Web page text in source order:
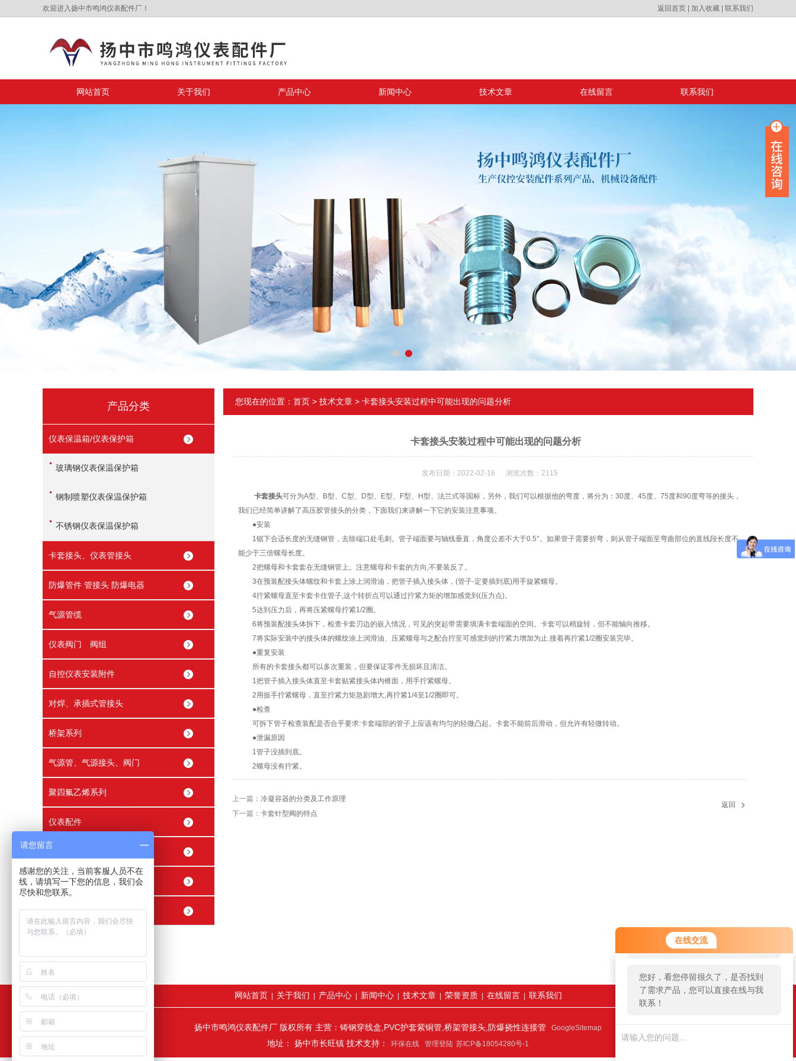
在线交流
您好！欢迎前来咨询，很高兴为您
服务，请问您要咨询什么问题呢？
您好，看您停留很久了，是否找到
了需求产品，您可以直接在线与我
联系！
欢迎进入扬中市鸣鸿仪表配件厂！ 返回首页 加入收藏 联系我们
网站首页 关于我们 产品中心 新闻中心 技术文章 在线留言 联系我们
产品分类
仪表保温箱/仪表保护箱
玻璃钢仪表保温保护箱
钢制喷塑仪表保温保护箱
不锈钢仪表保温保护箱
卡套接头、仪表管接头
防爆管件 管接头 防爆电器
气源管缆
仪表阀门 阀组
自控仪表安装附件
对焊、承插式管接头
桥架系列
气源管、气源接头、阀门
聚四氟乙烯系列
仪表配件
穿线管接头 穿线盒
精密内螺纹止回阀
精密球阀
您现在的位置： 首页 > 技术文章 > 卡套接头安装过程中可能出现的问题分析
卡套接头安装过程中可能出现的问题分析
发布日期：2022-02-16 浏览次数：2115
卡套接头可分为A型、B型、C型、D型、E型、F型、H型、法兰式等国标，另外，我们可以根据他的弯度，将分为：30度、45度、75度和90度弯等的接头，
我们已经简单讲解了高压胶管接头的分类，下面我们来讲解一下它的安装注意事项。
●安装
1锯下合适长度的无缝钢管，去除端口处毛刺。管子端面要与轴线垂直，角度公差不大于0.5°。如果管子需要折弯，则从管子端面至弯曲部位的直线段长度不
能少于三倍螺母长度。
2把螺母和卡套套在无缝钢管上。注意螺母和卡套的方向,不要装反了。
3在预装配接头体螺纹和卡套上涂上润滑油，把管子插入接头体，(管子-定要插到底)用手旋紧螺母。
4拧紧螺母直至卡套卡住管子,这个转折点可以通过拧紧力矩的增加感觉到(压力点)。
5达到压力后，再将压紧螺母拧紧1/2圈。
6将预装配接头体拆下，检查卡套刃边的嵌入情况，可见的突起带需要填满卡套端面的空间。卡套可以稍旋转，但不能轴向推移。
7将实际安装中的接头体的螺纹涂上润滑油、压紧螺母与之配合拧至可感觉到的拧紧力增加为止.接着再拧紧1/2圈安装完毕。
●重复安装
所有的卡套接头都可以多次重装，但要保证零件无损坏且清洁。
1把管子插入接头体直至卡套贴紧接头体内锥面，用手拧紧螺母。
2用扳手拧紧螺母，直至拧紧力矩急剧增大,再拧紧1/4至1/2圈即可。
●检查
可拆下管子检查装配是否合乎要求:卡套端部的管子上应该有均匀的轻微凸起。卡套不能前后滑动，但允许有轻微转动。
●泄漏原因
1管子没插到底。
2螺母没有拧紧。
上一篇： 冷凝容器的分类及工作原理
下一篇： 卡套针型阀的特点
返回
网站首页 关于我们 产品中心| 新闻中心| 技术文章| 荣誉资质| 在线留言 联系我们
扬中市鸣鸿仪表配件厂 版权所有 主营：铸钢穿线盒,PVC护套紫铜管,桥架管接头,防爆挠性连接管 GoogleSitemap
地址： 扬中市长旺镇 技术支持： 环保在线 管理登陆 苏ICP备18054280号-1
请您留言
感谢您的关注，当前客服人员不在
线，请填写一下您的信息，我们会
尽快和您联系。